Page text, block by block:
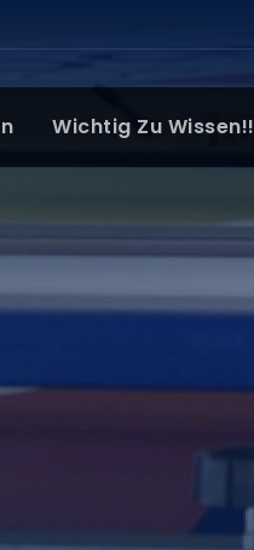
Wichtig Zu Wissen!!